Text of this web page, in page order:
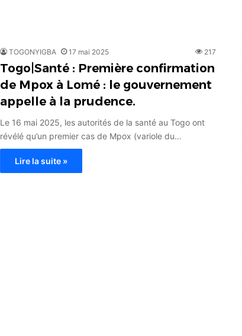
TOGONYIGBA 17 mai 2025 217
Togo|Santé : Première confirmation
de Mpox à Lomé : le gouvernement
appelle à la prudence.
Le 16 mai 2025, les autorités de la santé au Togo ont
révélé qu’un premier cas de Mpox (variole du…
Lire la suite »